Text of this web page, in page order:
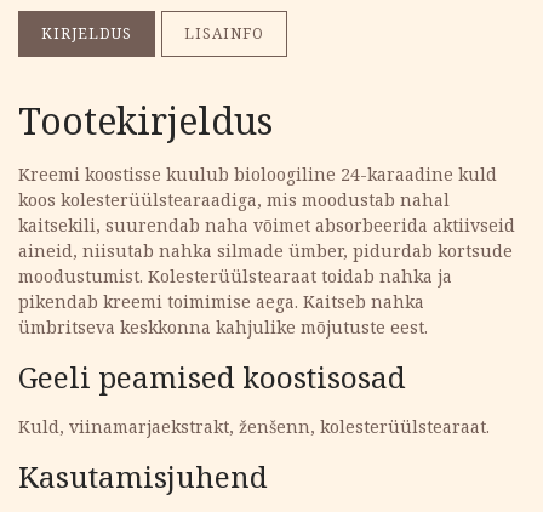
KIRJELDUS LISAINFO
Tootekirjeldus
Kreemi koostisse kuulub bioloogiline 24-karaadine kuld
koos kolesterüülstearaadiga, mis moodustab nahal
kaitsekili, suurendab naha võimet absorbeerida aktiivseid
aineid, niisutab nahka silmade ümber, pidurdab kortsude
moodustumist. Kolesterüülstearaat toidab nahka ja
pikendab kreemi toimimise aega. Kaitseb nahka
ümbritseva keskkonna kahjulike mõjutuste eest.
Geeli peamised koostisosad
Kuld, viinamarjaekstrakt, ženšenn, kolesterüülstearaat.
Kasutamisjuhend